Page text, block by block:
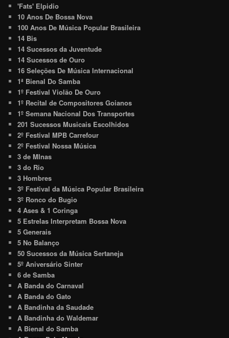
'Fats' Elpidio
10 Anos De Bossa Nova
100 Anos De Música Popular Brasileira
14 Bis
14 Sucessos da Juventude
14 Sucessos de Ouro
16 Seleções De Música Internacional
1ª Bienal Do Samba
1º Festival Violão De Ouro
1º Recital de Compositores Goianos
1º Semana Nacional Dos Transportes
201 Sucessos Musicais Escolhidos
2º Festival MPB Carrefour
2º Festival Nossa Música
3 de MInas
3 do Rio
3 Hombres
3º Festival da Música Popular Brasileira
3º Ronco do Bugio
4 Ases & 1 Coringa
5 Estrelas Interpretam Bossa Nova
5 Generais
5 No Balanço
50 Sucessos da Música Sertaneja
5º Aniversário Sinter
6 de Samba
A Banda do Carnaval
A Banda do Gato
A Bandinha da Saudade
A Bandinha do Waldemar
A Bienal do Samba